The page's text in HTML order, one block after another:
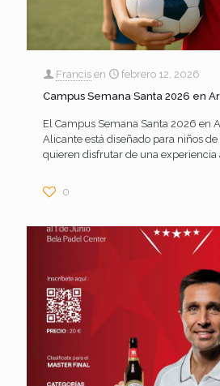
Francis en
febrero 12, 2026
Campus Semana Santa 2026 en
El Campus Semana Santa 2026 en
Alicante está diseñado para niños de
quieren disfrutar de una experiencia
0